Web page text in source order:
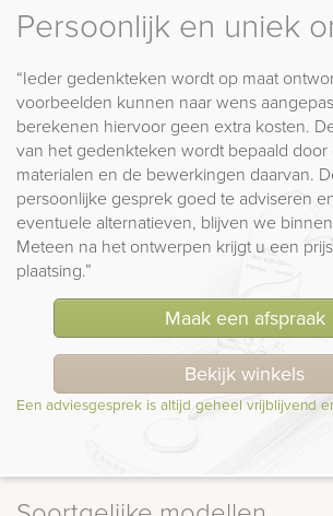
Persoonlijk en uniek
“Ieder gedenkteken wordt op maat
voorbeelden kunnen naar wens
berekenen hiervoor geen extra kosten.
van het gedenkteken wordt bepaald
materialen en de bewerkingen daarvan.
persoonlijke gesprek goed te adviseren
eventuele alternatieven, blijven we
Meteen na het ontwerpen krijgt u een
plaatsing.”
Maak een afspraak
Bekijk winkels
Een adviesgesprek is altijd geheel vrijblijvend